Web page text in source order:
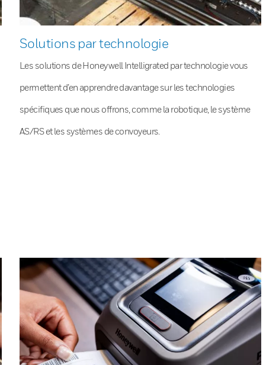
Solutions par technologie
Les solutions de Honeywell Intelligrated par technologie vous
permettent d’en apprendre davantage sur les technologies
spécifiques que nous offrons, comme la robotique, le système
AS/RS et les systèmes de convoyeurs.